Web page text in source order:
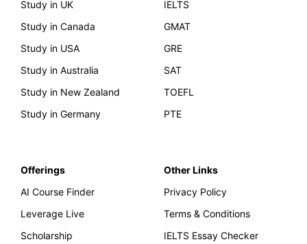
Study in UK
Study in Canada
Study in USA
Study in Australia
Study in New Zealand
Study in Germany
IELTS
GMAT
GRE
SAT
TOEFL
PTE
Offerings
AI Course Finder
Leverage Live
Scholarship
Other Links
Privacy Policy
Terms & Conditions
IELTS Essay Checker